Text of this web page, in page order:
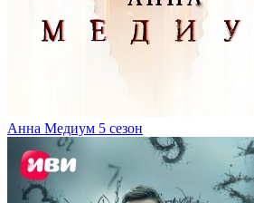
Анна Медиум 5 сезон